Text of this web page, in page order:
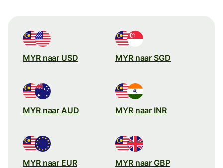
MYR naar USD MYR naar SGD
MYR naar AUD MYR naar INR
MYR naar EUR MYR naar GBP